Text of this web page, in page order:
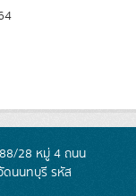
28 หมู่ 4 ถนน
ดนนทบุรี รหัส